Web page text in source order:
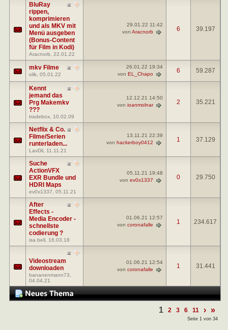
BluRay
rippen,
komprimieren
und als MKV mit
Menü ausgeben
(Bonus-Content
für Film in Kodi)
Aracnorb , 22.01.22
29.01.22 11:42
von Aracnorb 6 39.197
mkv Filme
olik , 05.01.22
26.01.22 19:34
von EL_Chapo 6 59.287
Kennt
jemand das
Prg Makemkv
???
tradebox , 10.02.09
12.12.21 14:50
von ioanmolnar 2 35.221
Netflix & Co.
Filme/Serien
runterladen...
LavDil , 11.11.21
13.11.21 22:39
von hackerboy0412 1 37.129
Suche
ActionVFX
EXR Bundle und
HDRI Maps
ev0x1337 , 05.11.21
05.11.21 19:48
von ev0x1337 0 29.750
After
Effects -
Media Encoder -
schnellste
codierung ?
isa.bell , 16.03.18
01.06.21 12:57
von coronafalle 1 234.617
Videostream
downloaden
bananenmann73
04.04.21
01.06.21 12:54
von coronafalle 1 31.441
1 2 3 6 11 › »
Seite 1 von 34